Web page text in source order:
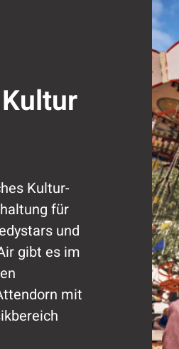
Kultur-
für
und
gibt es im
mit